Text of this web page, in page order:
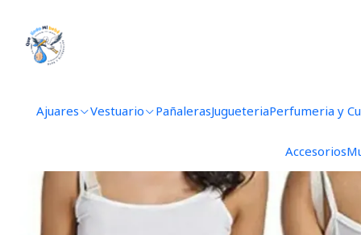
Ajuares Vestuario PañalerasJugueteriaPerfumeria y
Accesorios